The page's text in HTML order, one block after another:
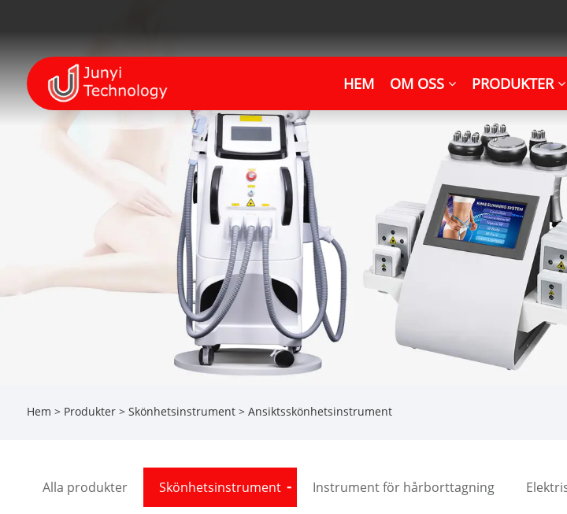
HEM OM OSS PRODUKTER
Hem > Produkter> Skönhetsinstrument> Ansiktsskönhetsinstrument
Alla produkter Skönhetsinstrument Instrument för hårborttagning